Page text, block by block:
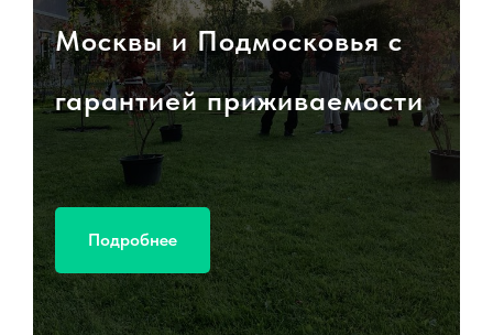
Москвы и Подмосковья с
гарантией приживаемости
Подробнее